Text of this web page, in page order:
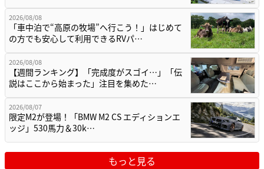
2026/08/08
「車中泊で“高原の牧場”へ行こう！」はじめて
の方でも安心して利用できるRVパ…
2026/08/08
【週間ランキング】「完成度がスゴイ…」「伝
説はここから始まった」注目を集めた…
2026/08/07
限定M2が登場！「BMW M2 CS エディションエ
ッジ」530馬力＆30k…
もっと見る